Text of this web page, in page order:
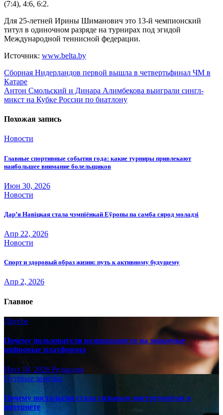
(7:4), 4:6, 6:2.
Для 25-летней Ирины Шиманович это 13-й чемпионский
титул в одиночном разряде на турнирах под эгидой
Международной теннисной федерации.
Источник: www.belta.by
Навигация
по
записям
Сборная Нидерландов первой вышла в четвертьфинал ЧМ в
Катаре
Антон Смольский и Динара Алимбекова выиграли сингл-
микст на Кубке России по биатлону
Похожая запись
Новости
Главные спортивные события года: какие турниры привлекают
наибольшее внимание болельщиков
Июн 30, 2026
Новости
Дар’я Навіцкая стала чэмпіёнкай Еўропы па самба сярод моладзі
Апр 22, 2026
Новости
Спорт и здоровый образ жизни: путь к активному будущему
Апр 2, 2026
Главное
Другое
Почему пользователи возвращаются на знакомые
цифровые платформы
Июл 18, 2026 Редакция
Путёвые заметки
Почему ностальгия стала сильным инструментом в
интернете